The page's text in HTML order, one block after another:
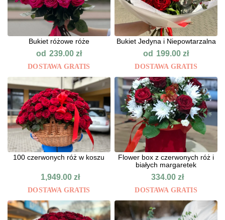
Bukiet różowe róże
od 239.00 zł
DOSTAWA GRATIS
Bukiet Jedyna i Niepowtarzalna
od 199.00zł
DOSTAWA GRATIS
100 czerwonych róż w koszu
1,949.00zł
DOSTAWA GRATIS
Flower box z czerwonych róż i
białych margaretek
334.00zł
DOSTAWA GRATIS